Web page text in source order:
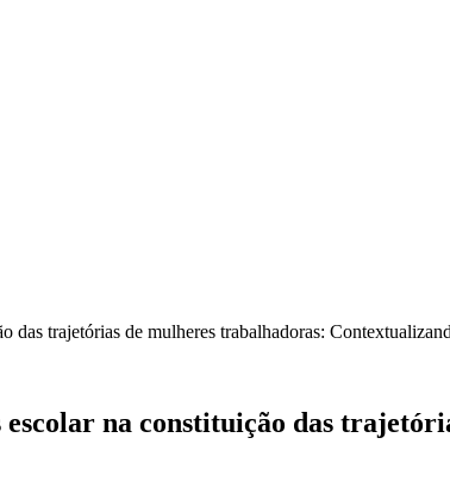
das trajetórias de mulheres trabalhadoras:
na constituição das